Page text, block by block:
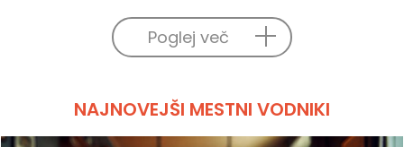
Poglej več
NAJNOVEJŠI MESTNI VODNIKI